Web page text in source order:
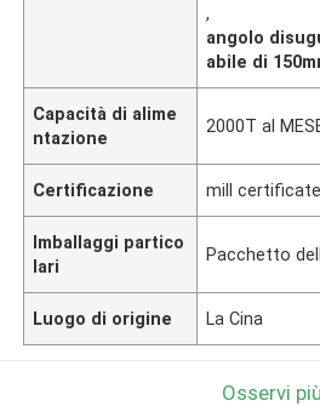
,
angolo
abile di
Capacità di alime
ntazione
2000T al
Certificazione mill certificate
Imballaggi partico
lari
Pacchetto
Luogo di origine La Cina
Osservi più